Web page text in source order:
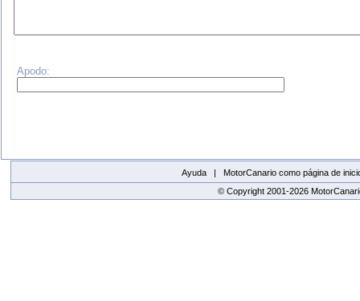
Apodo:
Ayuda |
MotorCanario como página de
© Copyright 2001-2026